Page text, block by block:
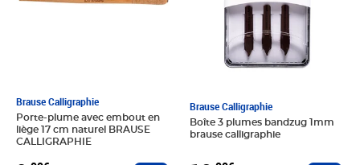
Brause Calligraphie
Porte-plume avec embout en
liège 17 cm naturel BRAUSE
CALLIGRAPHIE
Brause Calligraphie
Boîte 3 plumes bandzug 1mm
brause calligraphie